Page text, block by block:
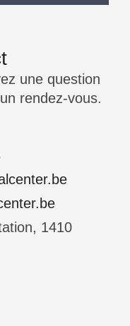
une question
rendez-vous.
1410